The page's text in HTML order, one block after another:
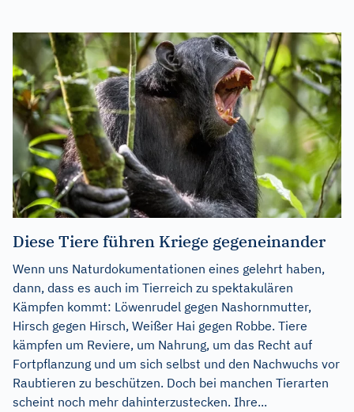
Diese Tiere führen Kriege gegeneinander
Wenn uns Naturdokumentationen eines gelehrt haben,
dann, dass es auch im Tierreich zu spektakulären
Kämpfen kommt: Löwenrudel gegen Nashornmutter,
Hirsch gegen Hirsch, Weißer Hai gegen Robbe. Tiere
kämpfen um Reviere, um Nahrung, um das Recht auf
Fortpflanzung und um sich selbst und den Nachwuchs vor
Raubtieren zu beschützen. Doch bei manchen Tierarten
scheint noch mehr dahinterzustecken. Ihre...